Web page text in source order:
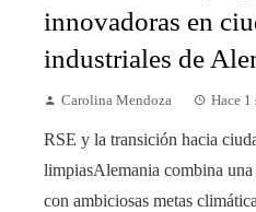
innovadoras en
industriales de
Carolina Mendoza Hace 1
RSE y la transición hacia
limpiasAlemania combina
con ambiciosas metas